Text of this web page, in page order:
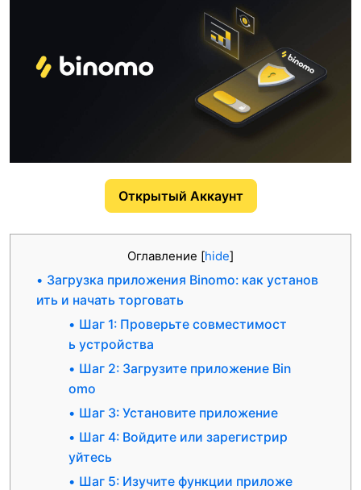
Открытый Аккаунт
Оглавление [hide]
Загрузка приложения Binomo: как установ
ить и начать торговать
Шаг 1: Проверьте совместимост
ь устройства
Шаг 2: Загрузите приложение Bin
omo
Шаг 3: Установите приложение
Шаг 4: Войдите или зарегистрир
уйтесь
Шаг 5: Изучите функции приложе